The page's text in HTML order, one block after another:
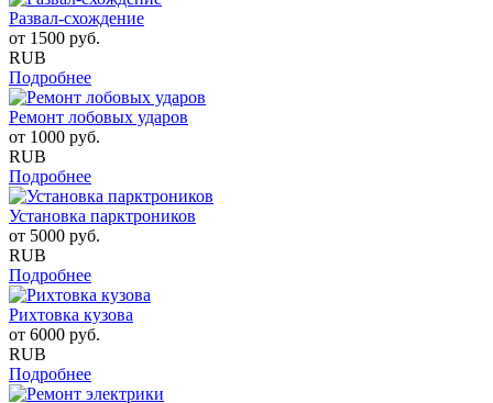
Развал-схождение
от 1500 руб.
RUB
Подробнее
Ремонт лобовых ударов
от 1000 руб.
RUB
Подробнее
Установка парктроников
от 5000 руб.
RUB
Подробнее
Рихтовка кузова
от 6000 руб.
RUB
Подробнее